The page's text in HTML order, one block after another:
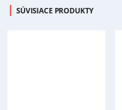
SÚVISIACE PRODUKTY